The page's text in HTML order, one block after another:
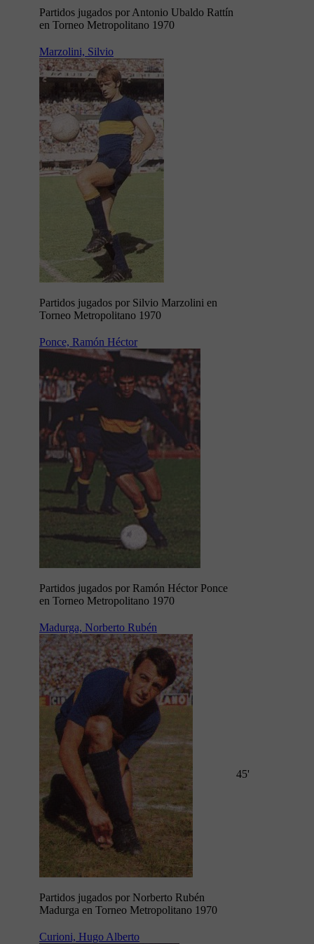
Partidos jugados por Antonio Ubaldo Rattín
en Torneo Metropolitano 1970
Marzolini, Silvio
Partidos jugados por Silvio Marzolini en
Torneo Metropolitano 1970
Ponce, Ramón Héctor
Partidos jugados por Ramón Héctor Ponce
en Torneo Metropolitano 1970
Madurga, Norberto Rubén
Partidos jugados por Norberto Rubén
Madurga en Torneo Metropolitano 1970
45'
Curioni, Hugo Alberto